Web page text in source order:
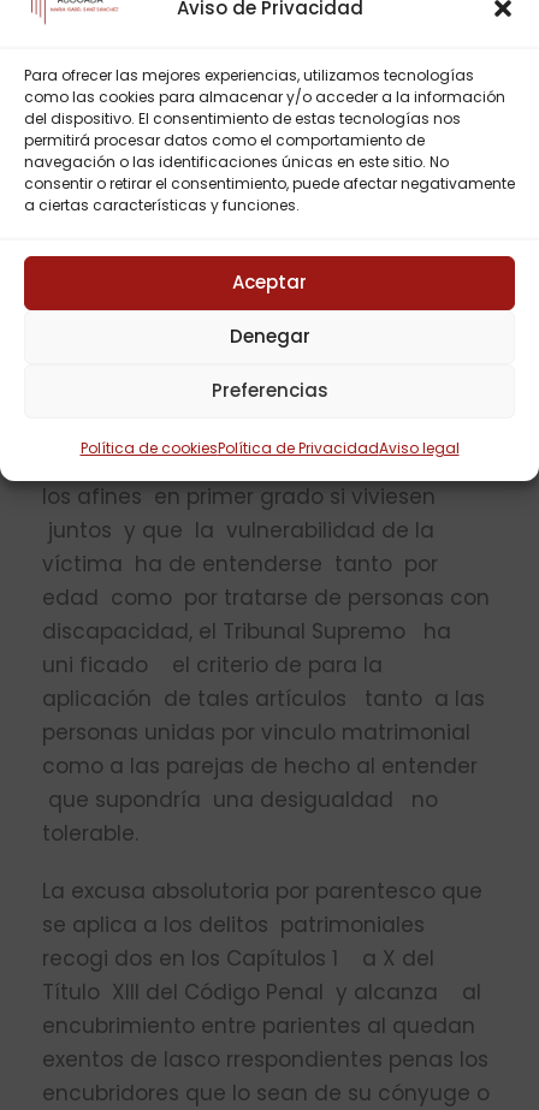
Aviso de Privacidad
Para ofrecer las mejores experiencias, utilizamos tecnologías
como las cookies para almacenar y/o acceder a la información
del dispositivo. El consentimiento de estas tecnologías nos
permitirá procesar datos como el comportamiento de
navegación o las identificaciones únicas en este sitio. No
consentir o retirar el consentimiento, puede afectar negativamente
a ciertas características y funciones.
Aceptar
Denegar
Preferencias
Política de cookiesPolítica de PrivacidadAviso legal
vivieran juntos ,refe­ ridos a delitos
patrimoniales siempre que no concurra
violencia o intimidación , abuso de
vulnerabilidad de la víctima .
Derecho se denomina » Excusas absoluto­
rias». Habiendo dejado claro que
respecto de los cónyuges que no
hecho o en proceso de disolución
familiares consanguíneos próximos ,más
los afines en primer grado si viviesen
juntos y que la vulnerabilidad de la
víctima ha de entenderse tanto por
edad como por tratarse de personas con
discapacidad, el Tribunal Supremo ha
uni­ ficado el criterio de para la
aplicación de tales artículos tanto a las
personas unidas por vinculo matrimonial
como a las parejas de hecho al entender
que supondría una desigualdad no
tolerable.
La excusa absolutoria por parentesco que
se aplica a los delitos patrimoniales
recogi­ dos en los Capítulos 1 a X del
Título XIII del Código Penal y alcanza al
encubrimiento entre parientes al quedan
exentos de lasco­ rrespondientes penas los
encubridores que lo sean de su cónyuge o